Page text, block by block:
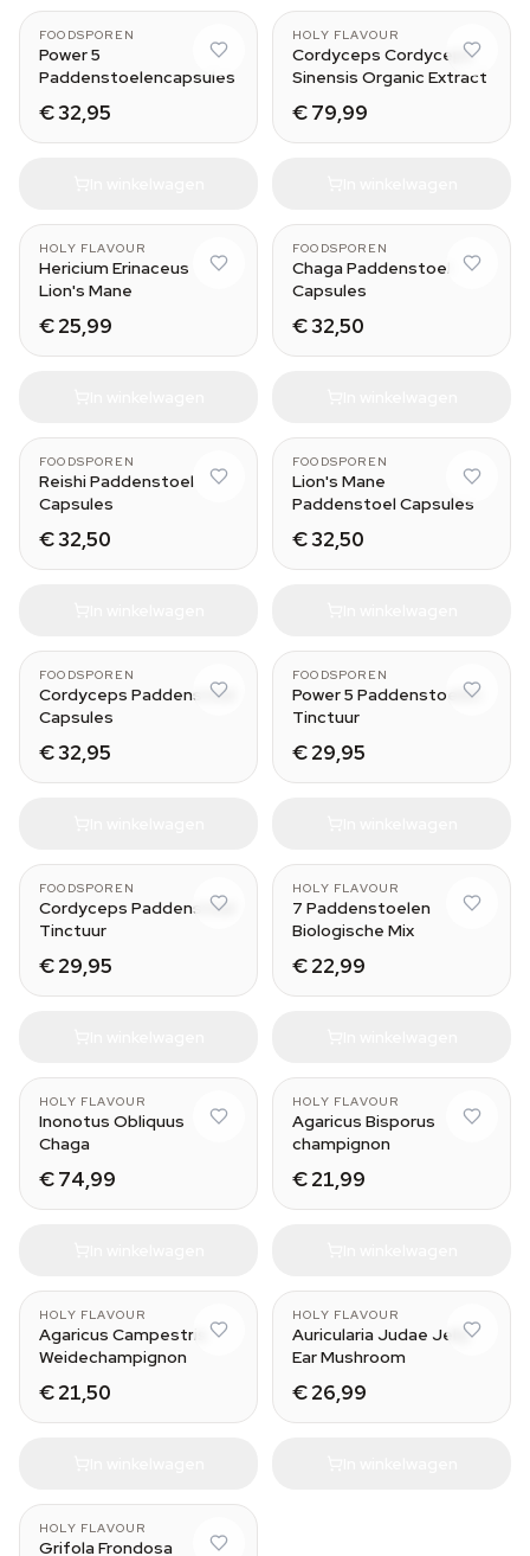
FOODSPOREN
Power 5
Paddenstoelencapsules
€ 32,95
HOLY FLAVOUR
Cordyceps Cordyceps
Sinensis Organic Extract
€ 79,99
HOLY FLAVOUR
Hericium Erinaceus
Lion's Mane
€ 25,99
FOODSPOREN
Chaga Paddenstoel
Capsules
€ 32,50
FOODSPOREN
Reishi Paddenstoel
Capsules
€ 32,50
FOODSPOREN
Lion's Mane
Paddenstoel Capsules
€ 32,50
FOODSPOREN
Cordyceps Paddenstoel
Capsules
€ 32,95
FOODSPOREN
Power 5 Paddenstoelen
Tinctuur
€ 29,95
FOODSPOREN
Cordyceps Paddenstoel
Tinctuur
€ 29,95
HOLY FLAVOUR
7 Paddenstoelen
Biologische Mix
€ 22,99
HOLY FLAVOUR
Inonotus Obliquus
Chaga
€ 74,99
HOLY FLAVOUR
Agaricus Bisporus
champignon
€ 21,99
HOLY FLAVOUR
Agaricus Campestris
Weidechampignon
€ 21,50
HOLY FLAVOUR
Auricularia Judae Jelly
Ear Mushroom
€ 26,99
HOLY FLAVOUR
Grifola Frondosa